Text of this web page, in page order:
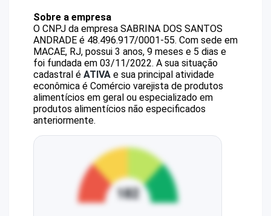
Sobre a empresa
O CNPJ da empresa SABRINA DOS SANTOS
ANDRADE é 48.496.917/0001-55. Com sede em
MACAE, RJ, possui 3 anos, 9 meses e 5 dias e
foi fundada em 03/11/2022. A sua situação
cadastral é ATIVA e sua principal atividade
econômica é Comércio varejista de produtos
alimentícios em geral ou especializado em
produtos alimentícios não especificados
anteriormente.